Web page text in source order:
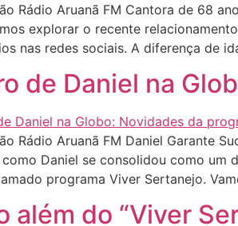
Rádio Aruanã FM Cantora de 68
explorar o recente
nas redes sociais. A diferença de
de Daniel na
Rádio Aruanã FM Daniel Garante
Daniel se consolidou como um
programa Viver Sertanejo.
além do “Viver